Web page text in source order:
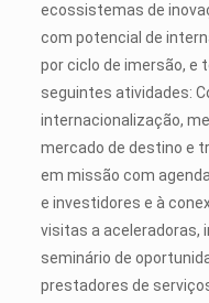
ecossistemas de
com potencial de
por ciclo de imersão, e
seguintes atividades:
internacionalização,
mercado de destino e
em missão com
e investidores e à
visitas a aceleradoras,
seminário de
prestadores de